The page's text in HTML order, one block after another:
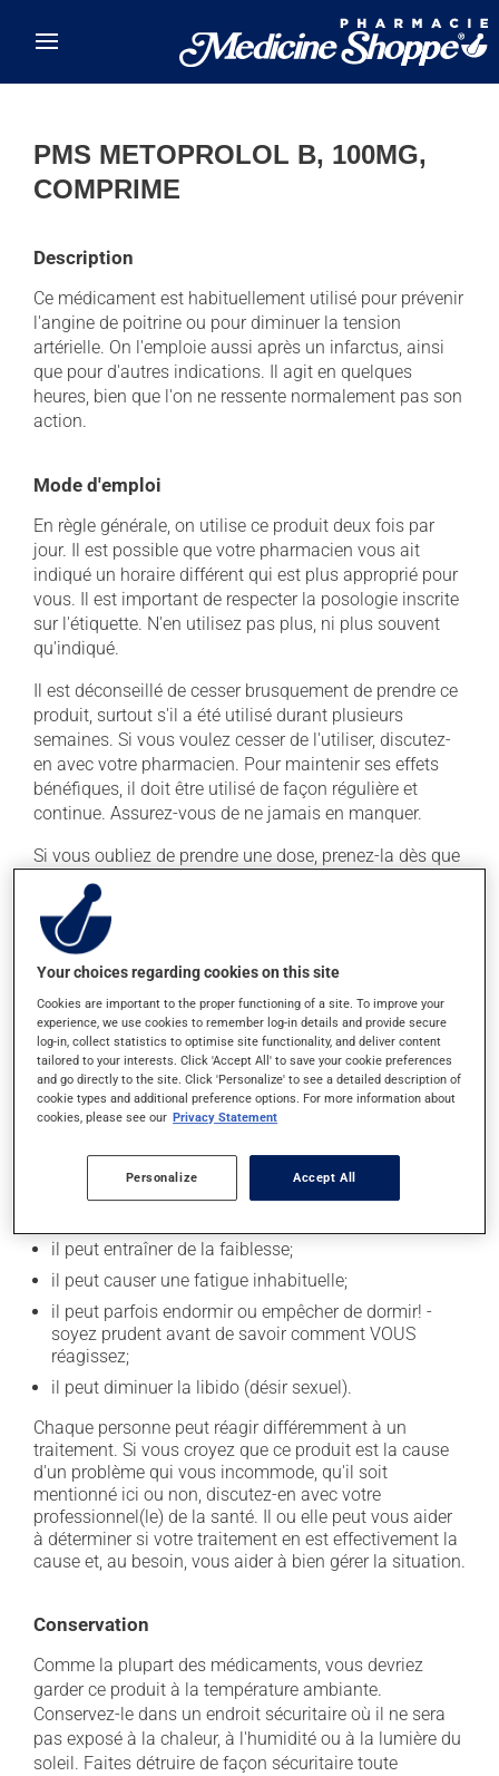
PMS METOPROLOL B, 100MG,
COMPRIME
Description
Ce médicament est habituellement utilisé pour prévenir
l'angine de poitrine ou pour diminuer la tension
artérielle. On l'emploie aussi après un infarctus, ainsi
que pour d'autres indications. Il agit en quelques
heures, bien que l'on ne ressente normalement pas son
action.
Mode d'emploi
En règle générale, on utilise ce produit deux fois par
jour. Il est possible que votre pharmacien vous ait
indiqué un horaire différent qui est plus approprié pour
vous. Il est important de respecter la posologie inscrite
sur l'étiquette. N'en utilisez pas plus, ni plus souvent
qu'indiqué.
Il est déconseillé de cesser brusquement de prendre ce
produit, surtout s'il a été utilisé durant plusieurs
semaines. Si vous voulez cesser de l'utiliser, discutez-
en avec votre pharmacien. Pour maintenir ses effets
bénéfiques, il doit être utilisé de façon régulière et
continue. Assurez-vous de ne jamais en manquer.
Si vous oubliez de prendre une dose, prenez-la dès que
vous y pensez. S'il est presque l'heure de votre dose
suivante, laissez simplement tomber la dose oubliée.
Ne doublez pas la dose suivante pour tenter de vous
rattraper. Il est préférable de prendre ce médicament
avec un repas.
Effets indésirables
En plus de ses effets recherchés, ce produit peut à
l'occasion entraîner certains effets indésirables (effets
il peut causer des étourdissements - levez-vous
lentement et soyez prudent avant de prendre le
il peut entraîner de la faiblesse;
il peut causer une fatigue inhabituelle;
il peut parfois endormir ou empêcher de dormir! -
soyez prudent avant de savoir comment VOUS
réagissez;
il peut diminuer la libido (désir sexuel).
Chaque personne peut réagir différemment à un
traitement. Si vous croyez que ce produit est la cause
d'un problème qui vous incommode, qu'il soit
mentionné ici ou non, discutez-en avec votre
professionnel(le) de la santé. Il ou elle peut vous aider
à déterminer si votre traitement en est effectivement la
cause et, au besoin, vous aider à bien gérer la situation.
Conservation
Comme la plupart des médicaments, vous devriez
garder ce produit à la température ambiante.
Conservez-le dans un endroit sécuritaire où il ne sera
pas exposé à la chaleur, à l'humidité ou à la lumière du
soleil. Faites détruire de façon sécuritaire toute
Your choices regarding cookies on this site
Cookies are important to the proper functioning of a site. To improve your
experience, we use cookies to remember log-in details and provide secure
log-in, collect statistics to optimise site functionality, and deliver content
tailored to your interests. Click 'Accept All' to save your cookie preferences
and go directly to the site. Click 'Personalize' to see a detailed description of
cookie types and additional preference options. For more information about
cookies, please see our Privacy Statement
Personalize Accept All